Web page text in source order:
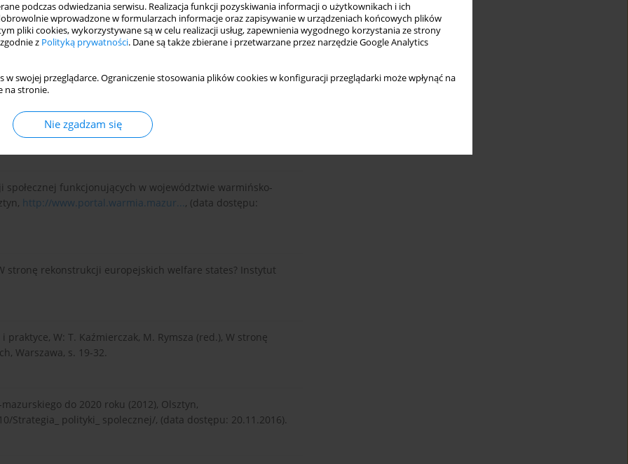
podczas odwiedzania serwisu. Realizacja funkcji pozyskiwania informacji o użytkownikach i ich
wprowadzone w formularzach informacje oraz zapisywanie w urządzeniach końcowych plików
pliki cookies, wykorzystywane są w celu realizacji usług, zapewnienia wygodnego korzystania ze strony
z Polityką prywatności. Dane są także zbierane i przetwarzane przez narzędzie Google Analytics
w swojej przeglądarce. Ograniczenie stosowania plików cookies w konfiguracji przeglądarki może wpłynąć na
na stronie.
Nie zgadzam się
rok w województwie warmińsko-mazurskim, (2016),
warmińsko-mazurskiego w ujęciu pomocy społecznej za
polityka-spoleczna/pomoc-i-integracja-spoleczna, (data
funkcjonujących w województwie warmińsko-
http://www.portal.warmia.mazur..., (data dostępu:
stronę rekonstrukcji europejskich welfare states? Instytut
W: T. Kaźmierczak, M. Rymsza (red.), W stronę
Warszawa, s. 19-32.
do 2020 roku (2012), Olsztyn,
Strategia_ polityki_ spolecznej/, (data dostępu: 20.11.2016).